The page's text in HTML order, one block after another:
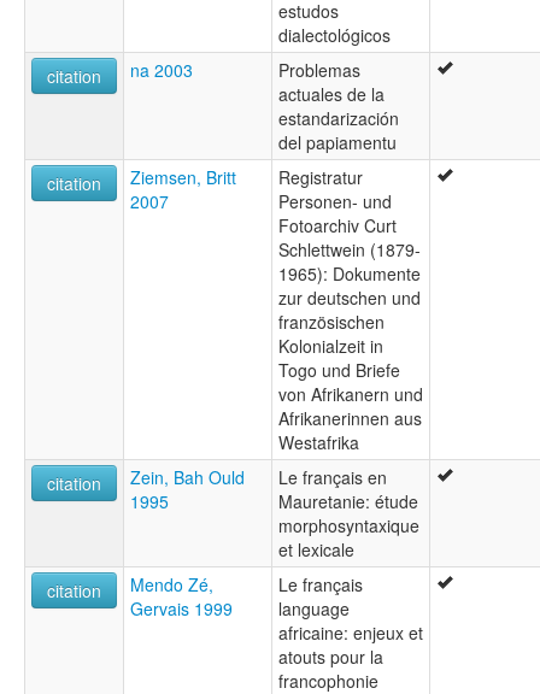
estudos
dialectológicos
citation
na 2003
Problemas
actuales de la
estandarización
del papiamentu
citation
Ziemsen, Britt
2007
Registratur
Personen- und
Fotoarchiv Curt
Schlettwein (1879-
1965): Dokumente
zur deutschen und
französischen
Kolonialzeit in
Togo und Briefe
von Afrikanern und
Afrikanerinnen aus
Westafrika
citation
Zein, Bah Ould
1995
Le français en
Mauretanie: étude
morphosyntaxique
et lexicale
citation
Mendo Zé,
Gervais 1999
Le français
language
africaine: enjeux et
atouts pour la
francophonie